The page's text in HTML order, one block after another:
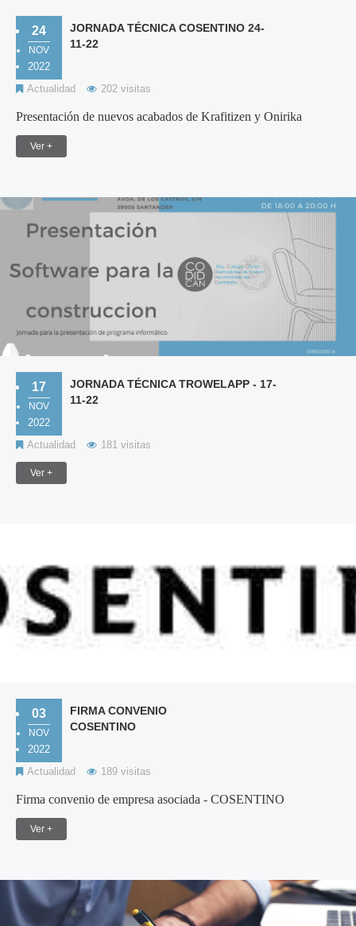
24
NOV
2022
JORNADA TÉCNICA COSENTINO 24-
11-22
Actualidad 202 visitas
Presentación de nuevos acabados de Krafitizen y Onirika
Ver +
17
NOV
2022
JORNADA TÉCNICA TROWELAPP - 17-
11-22
Actualidad 181 visitas
Ver +
03
NOV
2022
FIRMA CONVENIO
COSENTINO
Actualidad 189 visitas
Firma convenio de empresa asociada - COSENTINO
Ver +